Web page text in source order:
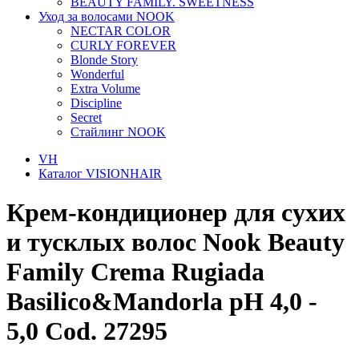
Уход за волосами NOOK
NECTAR COLOR
CURLY FOREVER
Blonde Story
Wonderful
Extra Volume
Discipline
Secret
Стайлинг NOOK
VH
Каталог VISIONHAIR
Крем-кондиционер для сухих
и тусклых волос Nook Beauty
Family Crema Rugiada
Basilico&Mandorla pH 4,0 -
5,0 Cod. 27295